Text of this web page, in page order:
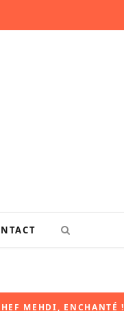
MEHDI, ENCHANTÉ !